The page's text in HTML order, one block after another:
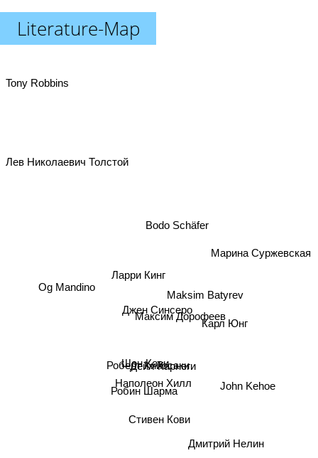
Literature-Map
Стивен Кови
Роберт Кийосаки
Дейл Карнеги
Наполеон Хилл
Робин Шарма
Шон Кови
Bodo Schäfer
Максим Дорофеев
Джен Синсеро
Maksim Batyrev
Карл Юнг
Ларри Кинг
Og Mandino
John Kehoe
Лев Николаевич Толстой
Марина Суржевская
Tony Robbins